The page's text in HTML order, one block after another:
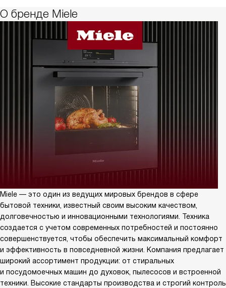
О бренде Miele
Miele — это один из ведущих мировых брендов в сфере
бытовой техники, известный своим высоким качеством,
долговечностью и инновационными технологиями. Техника
создается с учетом современных потребностей и постоянно
совершенствуется, чтобы обеспечить максимальный комфорт
и эффективность в повседневной жизни. Компания предлагает
широкий ассортимент продукции: от стиральных
и посудомоечных машин до духовок, пылесосов и встроенной
техники. Высокие стандарты производства и строгий контроль